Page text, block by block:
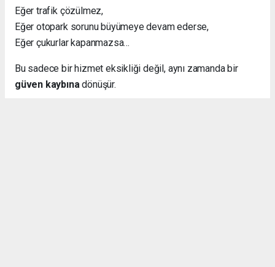
Eğer trafik çözülmez,
Eğer otopark sorunu büyümeye devam ederse,
Eğer çukurlar kapanmazsa…
Bu sadece bir hizmet eksikliği değil, aynı zamanda bir
güven kaybınadönüşür.